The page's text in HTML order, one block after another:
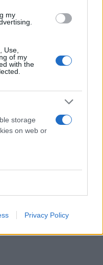
my
Use,
of my
with the
storage
on web or
Privacy Policy